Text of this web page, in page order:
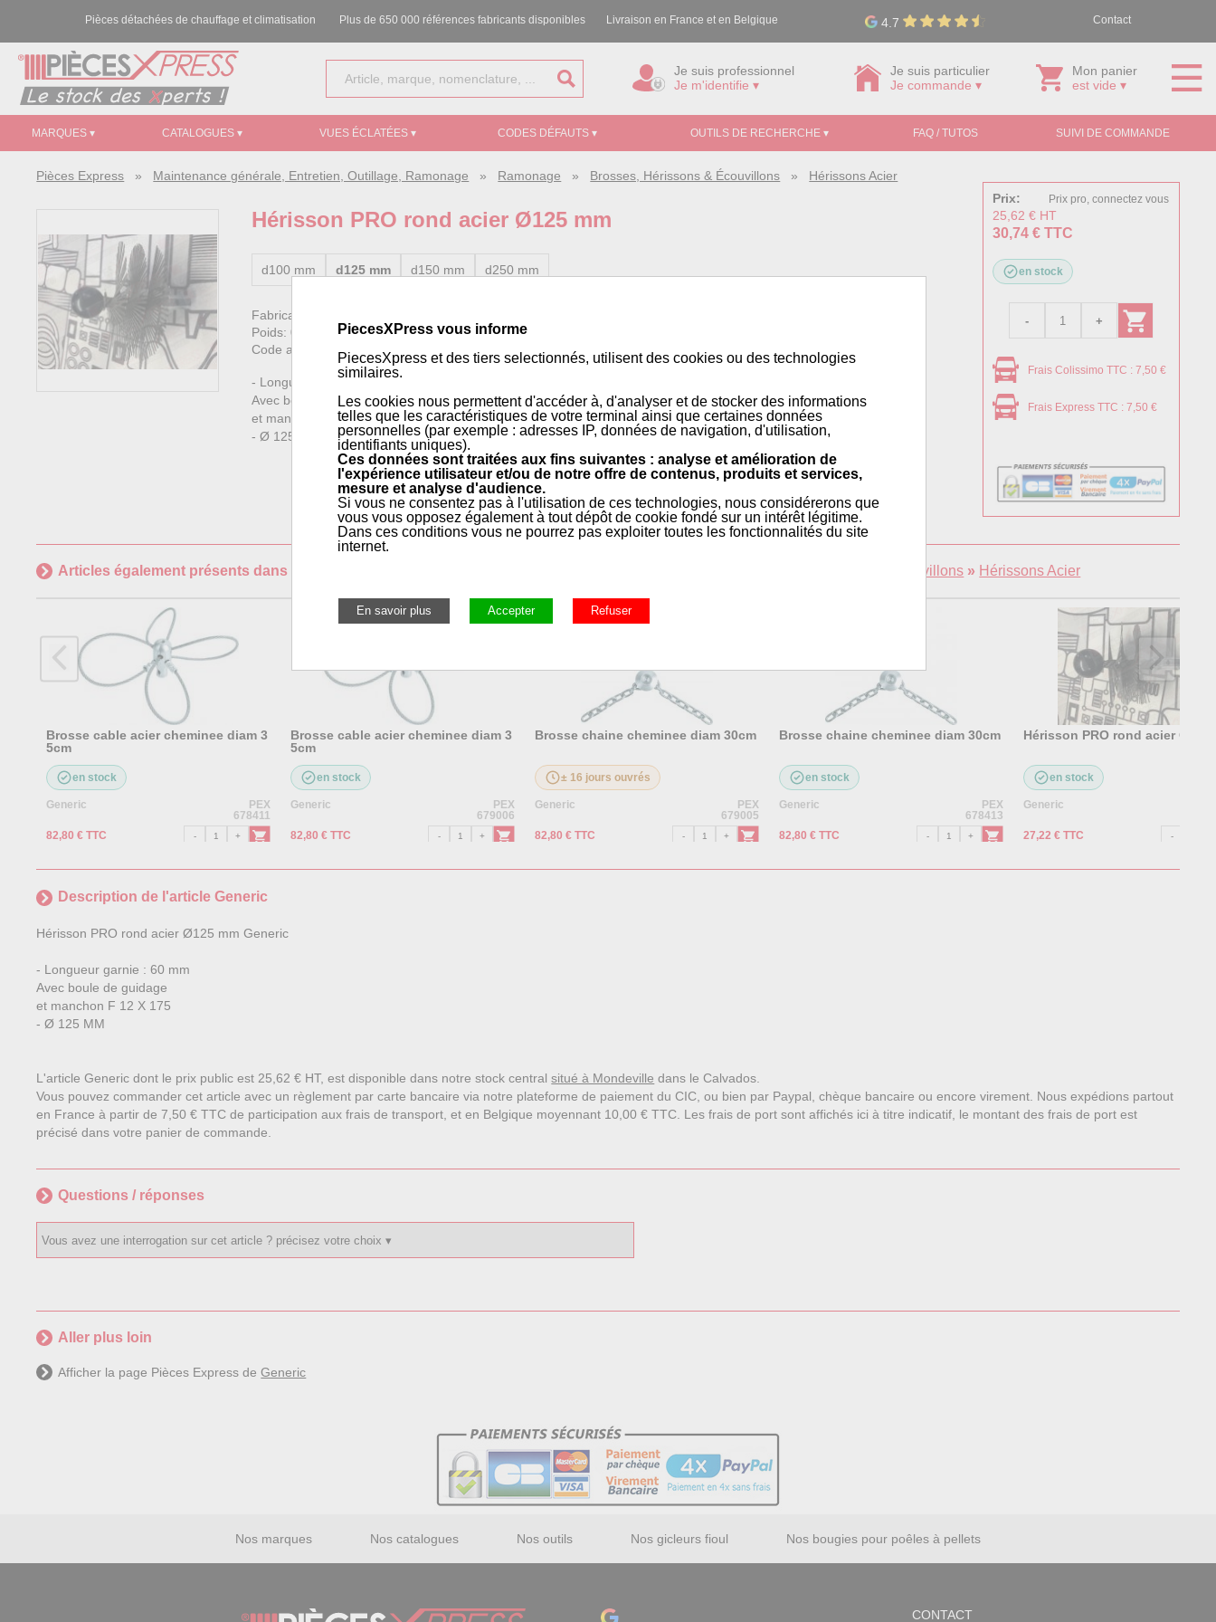
Pièces détachées de chauffage et climatisation Plus de 650 000 références fabricants disponibles Livraison en France et en Belgique 4.7 Contact
Je suis professionnel
Je m'identifie ▾
Je suis particulier
Je commande ▾
Mon panier
est vide ▾
MARQUES ▾ CATALOGUES ▾ VUES ÉCLATÉES ▾ CODES DÉFAUTS ▾ OUTILS DE RECHERCHE ▾ FAQ / TUTOS SUIVI DE COMMANDE
Pièces Express » Maintenance générale, Entretien, Outillage, Ramonage » Ramonage » Brosses, Hérissons & Écouvillons » Hérissons Acier
Hérisson PRO rond acier Ø125 mm
d100 mm d125 mm d150 mm d250 mm
Fabricant:
Poids: 0.26 kg
Code article Pièces Express:
312024
- Longueur garnie : 60 mm
Avec boule de guidage
et manchon F 12 X 175
- Ø 125 MM
Prix: Prix pro, connectez vous
25,62 € HT
30,74 € TTC
en stock
Frais Colissimo TTC : 7,50 €
Frais Express TTC : 7,50 €
Articles également présents dans Brosses, Hérissons & Écouvillons » Hérissons Acier
Brosse cable acier cheminee diam 3
5cm
en stock
Generic
PEX
678411
82,80 € TTC
Brosse cable acier cheminee diam 3
5cm
en stock
Generic
PEX
679006
82,80 € TTC
Brosse chaine cheminee diam 30cm
± 16 jours ouvrés
Generic
PEX
679005
82,80 € TTC
Brosse chaine cheminee diam 30cm
en stock
Generic
PEX
678413
82,80 € TTC
Hérisson PRO rond acier Ø100
en stock
Generic
27,22 € TTC
Description de l'article Generic
Hérisson PRO rond acier Ø125 mm Generic
- Longueur garnie : 60 mm
Avec boule de guidage
et manchon F 12 X 175
- Ø 125 MM
L'article Generic dont le prix public est 25,62 € HT, est disponible dans notre stock centralsitué à Mondeville dans le Calvados.
Vous pouvez commander cet article avec un règlement par carte bancaire via notre plateforme de paiement du CIC, ou bien par Paypal, chèque bancaire ou encore virement. Nous expédions partout
en France à partir de 7,50 € TTC de participation aux frais de transport, et en Belgique moyennant 10,00 € TTC. Les frais de port sont affichés ici à titre indicatif, le montant des frais de port est
précisé dans votre panier de commande.
Questions / réponses
Aller plus loin
Afficher la page Pièces Express deGeneric
Nos marques Nos catalogues Nos outils Nos gicleurs fioul Nos bougies pour poêles à pellets
CONTACT
PiecesXPress vous informe
PiecesXpress et des tiers selectionnés, utilisent des cookies ou des technologies
similaires.
Les cookies nous permettent d'accéder à, d'analyser et de stocker des informations
telles que les caractéristiques de votre terminal ainsi que certaines données
personnelles (par exemple : adresses IP, données de navigation, d'utilisation,
identifiants uniques).
Ces données sont traitées aux fins suivantes : analyse et amélioration de
l'expérience utilisateur et/ou de notre offre de contenus, produits et services,
mesure et analyse d'audience.
Si vous ne consentez pas à l'utilisation de ces technologies, nous considérerons que
vous vous opposez également à tout dépôt de cookie fondé sur un intérêt légitime.
Dans ces conditions vous ne pourrez pas exploiter toutes les fonctionnalités du site
internet.